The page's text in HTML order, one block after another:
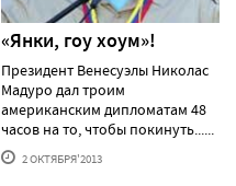
«Янки, гоу хоум»!
Президент Венесуэлы Николас
Мадуро дал троим
американским дипломатам 48
часов на то, чтобы покинуть......
2 ОКТЯБРЯ'2013